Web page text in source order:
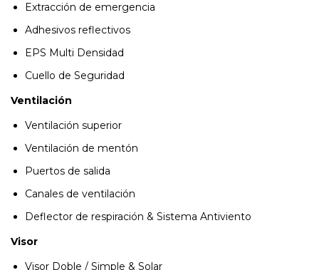
Extracción de emergencia
Adhesivos reflectivos
EPS Multi Densidad
Cuello de Seguridad
Ventilación
Ventilación superior
Ventilación de mentón
Puertos de salida
Canales de ventilación
Deflector de respiración & Sistema Antiviento
Visor
Visor Doble / Simple & Solar